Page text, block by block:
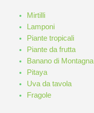
Mirtilli
Lamponi
Piante tropicali
Piante da frutta
Banano di Montagna
Pitaya
Uva da tavola
Fragole